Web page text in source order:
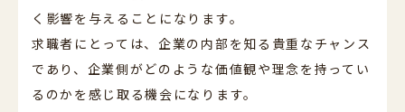
く影響を与えることになります。
求職者にとっては、企業の内部を知る貴重なチャンス
であり、企業側がどのような価値観や理念を持ってい
るのかを感じ取る機会になります。